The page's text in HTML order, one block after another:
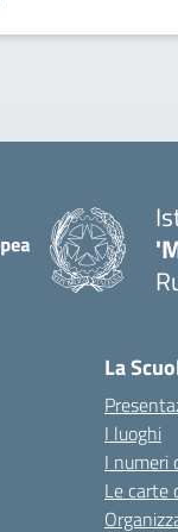
La
I luoghi
I numeri
Le carte